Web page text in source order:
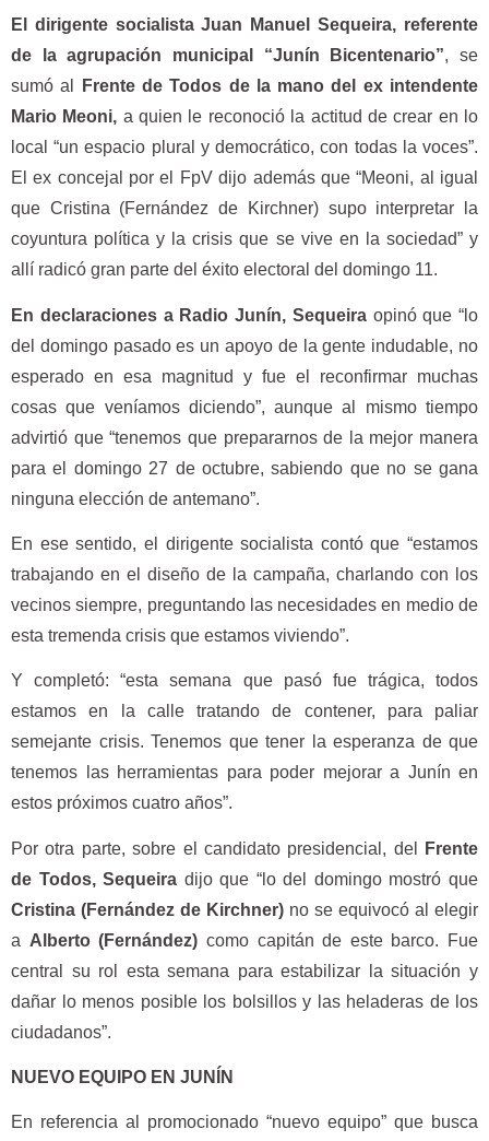
El dirigente socialista Juan Manuel Sequeira, referente
de la agrupación municipal “Junín Bicentenario”, se
sumó al
Frente de Todos de la mano del ex intendente
Mario Meoni, a quien le reconoció la actitud de crear en lo
local “un espacio plural y democrático, con todas la voces”.
El ex concejal por el FpV dijo además que “Meoni, al igual
que Cristina (Fernández de Kirchner) supo interpretar la
coyuntura política y la crisis que se vive en la sociedad” y
allí radicó gran parte del éxito electoral del domingo 11.
En declaraciones a Radio Junín, Sequeiraopinó que “lo
del domingo pasado es un apoyo de la gente indudable, no
esperado en esa magnitud y fue el reconfirmar muchas
cosas que veníamos diciendo”, aunque al mismo tiempo
advirtió que “tenemos que prepararnos de la mejor manera
para el domingo 27 de octubre, sabiendo que no se gana
ninguna elección de antemano”.
En ese sentido, el dirigente socialista contó que “estamos
trabajando en el diseño de la campaña, charlando con los
vecinos siempre, preguntando las necesidades en medio de
esta tremenda crisis que estamos viviendo”.
Y completó: “esta semana que pasó fue trágica, todos
estamos en la calle tratando de contener, para paliar
semejante crisis. Tenemos que tener la esperanza de que
tenemos las herramientas para poder mejorar a Junín en
estos próximos cuatro años”.
Por otra parte, sobre el candidato presidencial, del
Frente
de Todos, Sequeira dijo que “lo del domingo mostró que
Cristina (Fernández de Kirchner) no se equivocó al elegir
a Alberto (Fernández) como capitán de este barco. Fue
central su rol esta semana para estabilizar la situación y
dañar lo menos posible los bolsillos y las heladeras de los
ciudadanos”.
NUEVO EQUIPO EN JUNÍN
En referencia al promocionado “nuevo equipo” que busca